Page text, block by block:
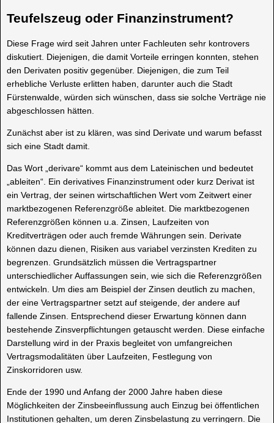
Teufelszeug oder Finanzinstrument?
Diese Frage wird seit Jahren unter Fachleuten sehr kontrovers
diskutiert. Diejenigen, die damit Vorteile erringen konnten, stehen
den Derivaten positiv gegenüber. Diejenigen, die zum Teil
erhebliche Verluste erlitten haben, darunter auch die Stadt
Fürstenwalde, würden sich wünschen, dass sie solche Verträge nie
abgeschlossen hätten.
Zunächst aber ist zu klären, was sind Derivate und warum befasst
sich eine Stadt damit.
Das Wort „derivare“ kommt aus dem Lateinischen und bedeutet
„ableiten“. Ein derivatives Finanzinstrument oder kurz Derivat ist
ein Vertrag, der seinen wirtschaftlichen Wert vom Zeitwert einer
marktbezogenen Referenzgröße ableitet. Die marktbezogenen
Referenzgrößen können u.a. Zinsen, Laufzeiten von
Kreditverträgen oder auch fremde Währungen sein. Derivate
können dazu dienen, Risiken aus variabel verzinsten Krediten zu
begrenzen. Grundsätzlich müssen die Vertragspartner
unterschiedlicher Auffassungen sein, wie sich die Referenzgrößen
entwickeln. Um dies am Beispiel der Zinsen deutlich zu machen,
der eine Vertragspartner setzt auf steigende, der andere auf
fallende Zinsen. Entsprechend dieser Erwartung können dann
bestehende Zinsverpflichtungen getauscht werden. Diese einfache
Darstellung wird in der Praxis begleitet von umfangreichen
Vertragsmodalitäten über Laufzeiten, Festlegung von
Zinskorridoren usw.
Ende der 1990 und Anfang der 2000 Jahre haben diese
Möglichkeiten der Zinsbeeinflussung auch Einzug bei öffentlichen
Institutionen gehalten, um deren Zinsbelastung zu verringern. Die